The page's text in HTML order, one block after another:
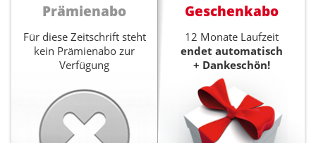
Prämienabo
Für diese Zeitschrift steht
kein Prämienabo zur
Verfügung
Geschenkabo
12 Monate Laufzeit
endet automatisch
+ Dankeschön!